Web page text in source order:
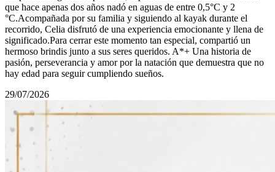
que hace apenas dos años nadó en aguas de entre 0,5°С y 2
°C.Acompañada por su familia y siguiendo al kayak durante el
recorrido, Celia disfrutó de una experiencia emocionante y llena de
significado.Para cerrar este momento tan especial, compartió un
hermoso brindis junto a sus seres queridos. A*+ Una historia de
pasión, perseverancia y amor por la natación que demuestra que no
hay edad para seguir cumpliendo sueños.
29/07/2026